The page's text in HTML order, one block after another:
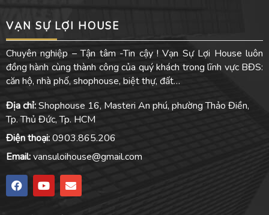
VẠN SỰ LỢI HOUSE
Chuyên nghiệp – Tận tâm -Tin cậy ! Vạn Sự Lợi House luôn
đồng hành cùng thành công của quý khách trong lĩnh vực BĐS:
căn hộ, nhà phố, shophouse, biệt thự, đất…
Địa chỉ:Shophouse 16, Masteri An phú, phường Thảo Điền,
Tp. Thủ Đức, Tp. HCM
Điện thoại:0903.865.206
Email:vansuloihouse@gmail.com
F
a
c
Y
o
u
E
n
v